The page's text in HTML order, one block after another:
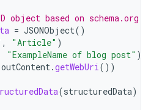
object based on schema.org
= JSONObject()
, "Article" )
"ExampleName of blog post" )
outContent.getWebUri())
(structuredData)